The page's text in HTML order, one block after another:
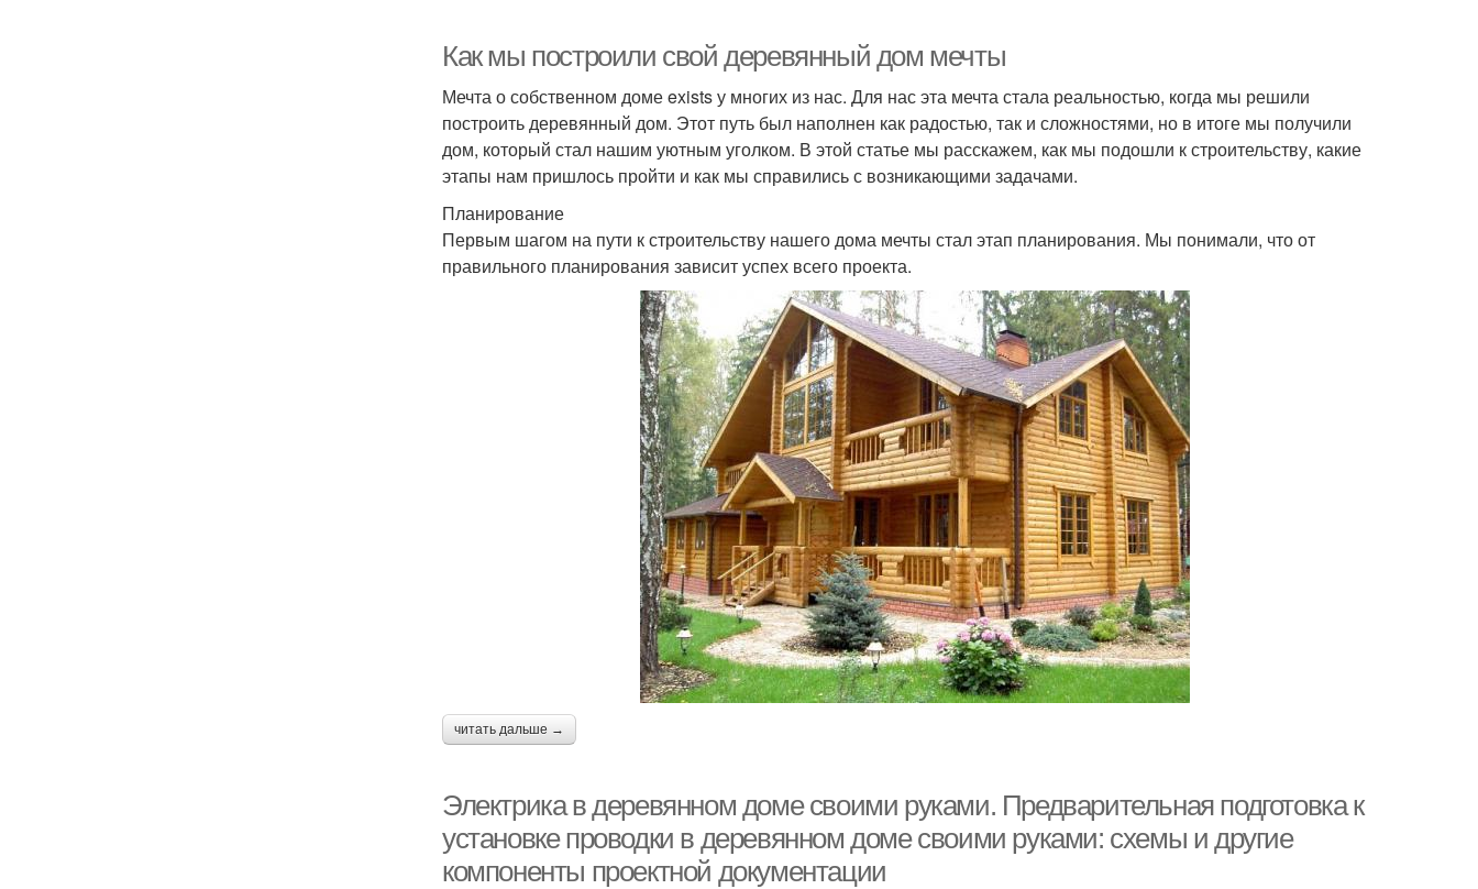
Как мы построили свой деревянный дом мечты
Мечта о собственном доме exists у многих из нас. Для нас эта мечта стала реальностью, когда мы решили
построить деревянный дом. Этот путь был наполнен как радостью, так и сложностями, но в итоге мы получили
дом, который стал нашим уютным уголком. В этой статье мы расскажем, как мы подошли к строительству, какие
этапы нам пришлось пройти и как мы справились с возникающими задачами.
Планирование
Первым шагом на пути к строительству нашего дома мечты стал этап планирования. Мы понимали, что от
правильного планирования зависит успех всего проекта.
читать дальше →
Электрика в деревянном доме своими руками. Предварительная подготовка к
установке проводки в деревянном доме своими руками: схемы и другие
компоненты проектной документации